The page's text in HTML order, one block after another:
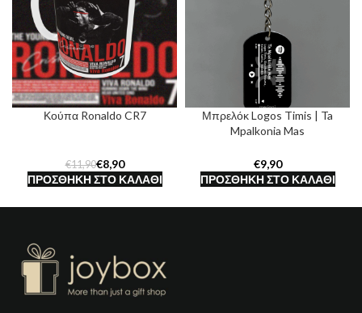
Κούπα Ronaldo CR7
€11,90€8,90
ΠΡΟΣΘΉΚΗ ΣΤΟ ΚΑΛΆΘΙ
Μπρελόκ Logos Timis | Ta
Mpalkonia Mas
€
ΠΡΟΣΘΉΚΗ ΣΤΟ ΚΑΛΆΘΙ